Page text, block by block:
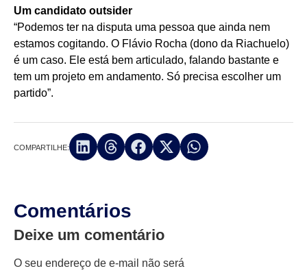
Um candidato outsider
“Podemos ter na disputa uma pessoa que ainda nem
estamos cogitando. O Flávio Rocha (dono da Riachuelo)
é um caso. Ele está bem articulado, falando bastante e
tem um projeto em andamento. Só precisa escolher um
partido”.
COMPARTILHE:
Comentários
Deixe um comentário
O seu endereço de e-mail não será